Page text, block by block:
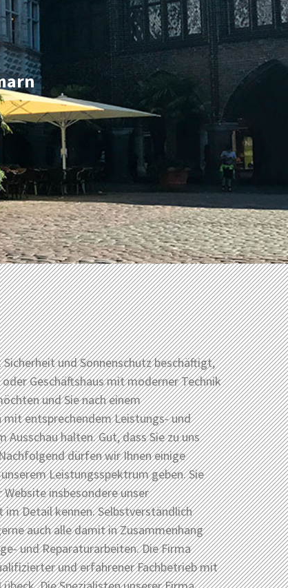
Sicherheit und Sonnenschutz beschäftigt,
oder Geschäftshaus mit moderner Technik
und Sie nach einem
mit entsprechendem Leistungs- und
halten. Gut, dass Sie zu uns
dürfen wir Ihnen einige
Leistungsspektrum geben. Sie
insbesondere unser
Detail kennen. Selbstverständlich
auch alle damit in Zusammenhang
und Reparaturarbeiten. Die Firma
und erfahrener Fachbetrieb mit